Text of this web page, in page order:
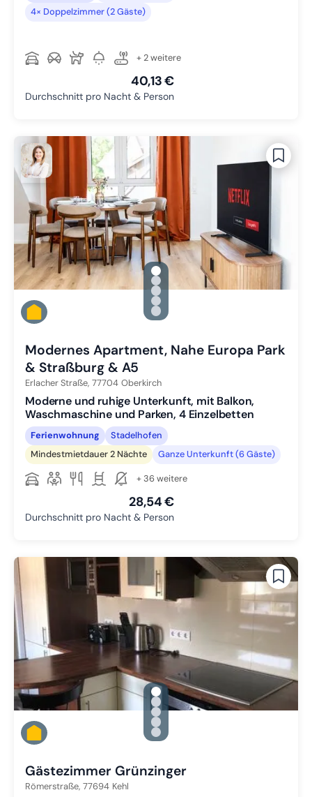
4× Doppelzimmer (2 Gäste)
+ 2 weitere
40,13 €
Durchschnitt pro Nacht & Person
gallery.slide_selector
Zu Slide 1 wechseln
Zu Slide 2 wechseln
Zu Slide 3 wechseln
Zu Slide 4 wechseln
Zu Slide 5 wechseln
Modernes Apartment, Nahe Europa Park
& Straßburg & A5
Erlacher Straße, 77704 Oberkirch
Moderne und ruhige Unterkunft, mit Balkon,
Waschmaschine und Parken, 4 Einzelbetten
Ferienwohnung
Stadelhofen
Mindestmietdauer 2 Nächte
Ganze Unterkunft (6 Gäste)
+ 36 weitere
28,54 €
Durchschnitt pro Nacht & Person
gallery.slide_selector
Zu Slide 1 wechseln
Zu Slide 2 wechseln
Zu Slide 3 wechseln
Zu Slide 4 wechseln
Zu Slide 5 wechseln
Gästezimmer Grünzinger
Römerstraße, 77694 Kehl